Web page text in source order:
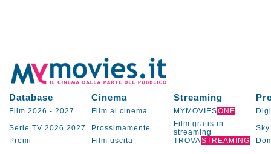
Database Cinema Streaming
Film 2026 - 2027 Film al cinema MYMOVIESONE
Serie TV 2026 2027 Prossimamente
Film gratis in
streaming
Sky
Premi
Film uscita TROVASTREAMING